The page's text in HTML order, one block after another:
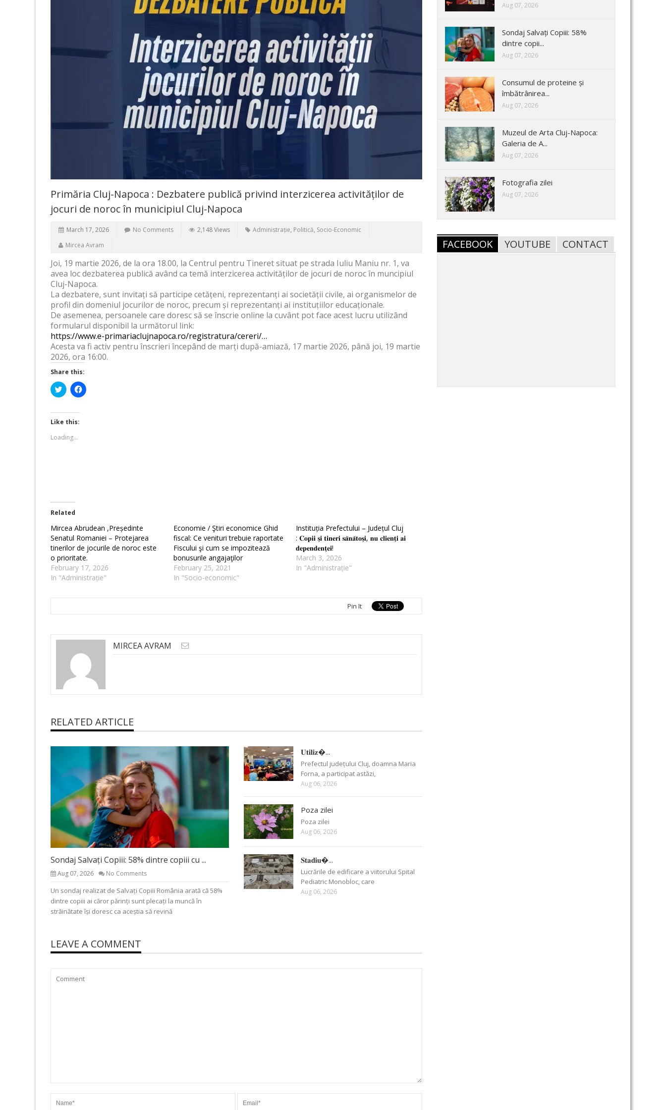
Primăria Cluj-Napoca : Dezbatere publică privind interzicerea activităților de
jocuri de noroc în municipiul Cluj-Napoca
March 17, 2026 No Comments 2,148 Views Administrație, Politică, Socio-Economic
Mircea Avram
Joi, 19 martie 2026, de la ora 18.00, la Centrul pentru Tineret situat pe strada Iuliu Maniu nr. 1, va
avea loc dezbaterea publică având ca temă interzicerea activităților de jocuri de noroc în muncipiul
Cluj-Napoca.
La dezbatere, sunt invitați să participe cetățeni, reprezentanți ai societății civile, ai organismelor de
profil din domeniul jocurilor de noroc, precum și reprezentanți ai instituțiilor educaționale.
De asemenea, persoanele care doresc să se înscrie online la cuvânt pot face acest lucru utilizând
formularul disponibil la următorul link:
https://www.e-primariaclujnapoca.ro/registratura/cereri/…
Acesta va fi activ pentru înscrieri începând de marți după-amiază, 17 martie 2026, până joi, 19 martie
2026, ora 16:00.
Share this:
Click
to
Twitter
(Opens
in
new
window)
Click
to
Like this:
Loading...
Related
Mircea Abrudean ,Președinte
Senatul Romaniei – Protejarea
tinerilor de jocurile de noroc este
o prioritate.
February 17, 2026
In "Administrație"
Economie / Ştiri economice Ghid
fiscal: Ce venituri trebuie raportate
Fiscului şi cum se impozitează
bonusurile angajaţilor
February 25, 2021
In "Socio-economic"
Instituția Prefectului – Județul Cluj
: 𝐂𝐨𝐩𝐢𝐢 𝐬̗𝐢 𝐭𝐢𝐧𝐞𝐫𝐢 𝐬𝐚̆𝐧𝐚̆𝐭𝐨𝐬̗𝐢, 𝐧𝐮 𝐜𝐥𝐢𝐞𝐧𝐭̗𝐢 𝐚𝐢
𝐝𝐞𝐩𝐞𝐧𝐝𝐞𝐧𝐭̗𝐞𝐢!
March 3, 2026
In "Administrație"
Pin It
MIRCEA AVRAM
RELATED ARTICLE
Sondaj Salvați Copiii: 58% dintre copiii cu ...
Aug 07, 2026 No Comments
Un sondaj realizat de Salvați Copiii România arată că 58%
dintre copiii ai căror părinți sunt plecați la muncă în
străinătate își doresc ca aceștia să revină
𝐔𝐭𝐢𝐥𝐢𝐳�...
Prefectul județului Cluj, doamna Maria
Forna, a participat astăzi,
Aug 06, 2026
Poza zilei
Poza zilei
Aug 06, 2026
𝐒𝐭𝐚𝐝𝐢𝐮�...
Lucrările de edificare a viitorului Spital
Pediatric Monobloc, care
Aug 06, 2026
LEAVE A COMMENT
Aug 07, 2026
Sondaj Salvați Copiii: 58%
dintre copii...
Aug 07, 2026
Consumul de proteine și
îmbătrânirea...
Aug 07, 2026
Muzeul de Arta Cluj-Napoca:
Galeria de A...
Aug 07, 2026
Fotografia zilei
Aug 07, 2026
FACEBOOK YOUTUBE CONTACT